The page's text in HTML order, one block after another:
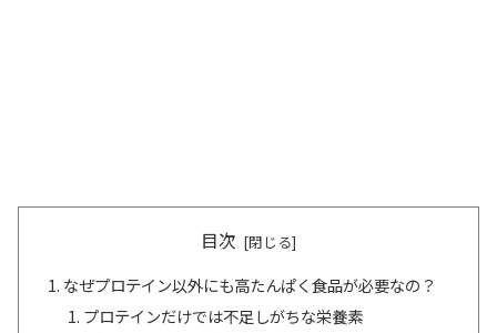
目次
なぜプロテイン以外にも高たんぱく食品が必要なの？
プロテインだけでは不足しがちな栄養素